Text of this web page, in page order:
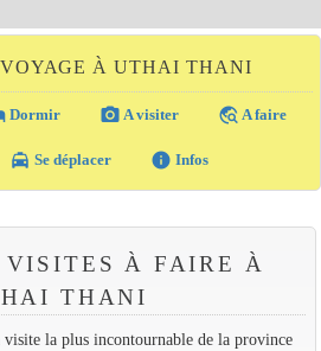
À UTHAI THANI
Dormir photo_camera A visiter travel_explore A faire
local_taxi Se déplacer info Infos
VISITES À FAIRE À
THANI
la plus incontournable de la province